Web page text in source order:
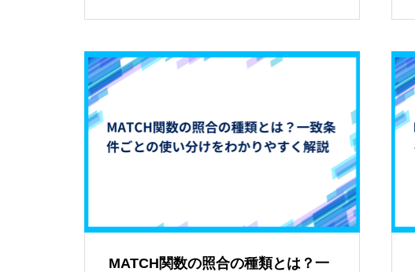
MATCH関数の照合の種類とは？一